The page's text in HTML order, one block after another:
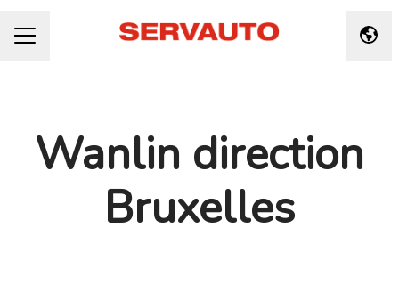
CARRIÈREMENU Taal
Wanlin direction
Bruxelles